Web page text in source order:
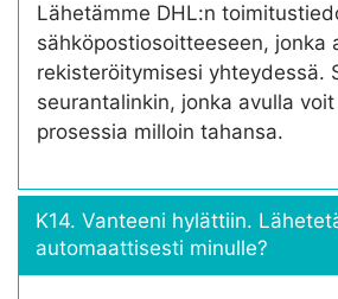
Lähetämme DHL:n
sähköpostiosoitteeseen, jonka
rekisteröitymisesi yhteydessä.
seurantalinkin, jonka avulla
prosessia milloin tahansa.
K14. Vanteeni hylättiin.
automaattisesti minulle?